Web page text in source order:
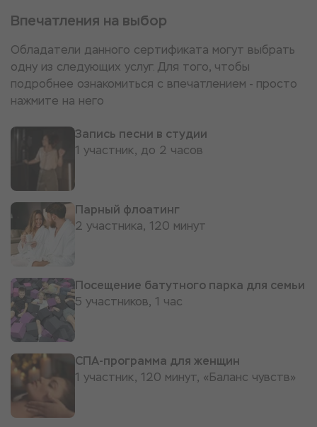
Впечатления на выбор
Обладатели данного сертификата могут выбрать
одну из следующих услуг. Для того, чтобы
подробнее ознакомиться с впечатлением - просто
нажмите на него
Запись песни в студии
1 участник, до 2 часов
Парный флоатинг
2 участника, 120 минут
Посещение батутного парка для семьи
5 участников, 1 час
СПА-программа для женщин
1 участник, 120 минут, «Баланс чувств»